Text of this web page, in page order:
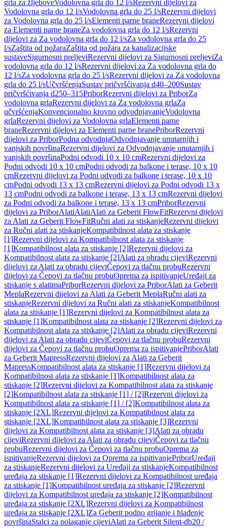
grla za žljeboveVodolovna grla do 12 l/sRezervni dijelovi za
Vodolovna grla do 12 l/sVodolovna grla do 25 l/sRezervni dijelovi
za Vodolovna grla do 25 l/sElementi parne braneRezervni dijelovi
za Elementi parne braneZa vodolovna grla do 12 l/sRezervni
dijelovi za Za vodolovna grla do 12 l/sZa vodolovna grla do 25
l/sZaštita od požaraZaštita od požara za kanalizacijske
sustaveSigurnosni preljeviRezervni dijelovi za Sigurnosni preljeviZa
vodolovna grla do 12 l/sRezervni dijelovi za Za vodolovna grla do
12 l/sZa vodolovna grla do 25 l/sRezervni dijelovi za Za vodolovna
grla do 25 l/sUčvršćenjaSustav pričvršćivanja d40–200Sustav
pričvršćivanja d250–315PriborRezervni dijelovi za PriborZa
vodolovna grlaRezervni dijelovi za Za vodolovna grlaZa
učvršćenjaKonvencionalno krovno odvodnjavanjeVodolovna
grlaRezervni dijelovi za Vodolovna grlaElementi parne
braneRezervni dijelovi za Elementi parne branePriborRezervni
dijelovi za PriborPodna odvodnjaOdvodnjavanje unutarnjih i
vanjskih površinaRezervni dijelovi za Odvodnjavanje unutarnjih i
vanjskih površinaPodni odvodi 10 x 10 cmRezervni dijelovi za
Podni odvodi 10 x 10 cmPodni odvodi za balkone i terase, 10 x 10
cmRezervni dijelovi za Podni odvodi za balkone i terase, 10 x 10
cmPodni odvodi 13 x 13 cmRezervni dijelovi za Podni odvodi 13 x
13 cmPodni odvodi za balkone i terase, 13 x 13 cmRezervni dijelovi
za Podni odvodi za balkone i terase, 13 x 13 cmPriborRezervni
dijelovi za PriborAlatiAlatiAlati za Geberit FlowFitRezervni dijelovi
za Alati za Geberit FlowFitRučni alati za stiskanjeRezervni dijelovi
za Ručni alati za stiskanjeKompatibilnost alata za stiskanje
[1]Rezervni dijelovi za Kompatibilnost alata za stiskanje
[1]Kompatibilnost alata za stiskanje [2]Rezervni dijelovi za
Kompatibilnost alata za stiskanje [2]Alati za obradu cijeviRezervni
dijelovi za Alati za obradu cijeviČepovi za tlačnu probuRezervni
dijelovi za Čepovi za tlačnu probuOprema za ispitivanjeUređaji za
stiskanje s alatimaPriborRezervni dijelovi za PriborAlati za Geberit
MeplaRezervni dijelovi za Alati za Geberit MeplaRučni alati za
stiskanjeRezervni dijelovi za Ručni alati za stiskanjeKompatibilnost
alata za stiskanje [1]Rezervni dijelovi za Kompatibilnost alata za
stiskanje [1]Kompatibilnost alata za stiskanje [2]Rezervni dijelovi za
Kompatibilnost alata za stiskanje [2]Alati za obradu cijeviRezervni
dijelovi za Alati za obradu cijeviČepovi za tlačnu probuRezervni
dijelovi za Čepovi za tlačnu probuOprema za ispitivanjePriborAlati
za Geberit MapressRezervni dijelovi za Alati za Geberit
MapressKompatibilnost alata za stiskanje [1]Rezervni dijelovi za
Kompatibilnost alata za stiskanje [1]Kompatibilnost alata za
stiskanje [2]Rezervni dijelovi za Kompatibilnost alata za stiskanje
[2]Kompatibilnost alata za stiskanje [1] / [2]Rezervni dijelovi za
Kompatibilnost alata za stiskanje [1] / [2]Kompatibilnost alata za
stiskanje [2XL]Rezervni dijelovi za Kompatibilnost alata za
stiskanje [2XL]Kompatibilnost alata za stiskanje [3]Rezervni
dijelovi za Kompatibilnost alata za stiskanje [3]Alati za obradu
cijeviRezervni dijelovi za Alati za obradu cijeviČepovi za tlačnu
probuRezervni dijelovi za Čepovi za tlačnu probuOprema za
ispitivanjeRezervni dijelovi za Oprema za ispitivanjePriborUređaji
za stiskanjeRezervni dijelovi za Uređaji za stiskanjeKompatibilnost
uređaja za stiskanje [1]Rezervni dijelovi za Kompatibilnost uređaja
za stiskanje [1]Kompatibilnost uređaja za stiskanje [2]Rezervni
dijelovi za Kompatibilnost uređaja za stiskanje [2]Kompatibilnost
uređaja za stiskanje [2XL]Rezervni dijelovi za Kompatibilnost
uređaja za stiskanje [2XL]Za Geberit podno grijanje i hlađenje
površinaStalci za polaganje cijeviAlati za Geberit Silent-db20 /